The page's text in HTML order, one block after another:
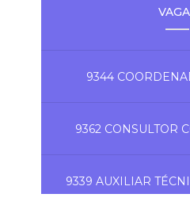
9344
9362 CONSULTOR
9339 AUXILIAR